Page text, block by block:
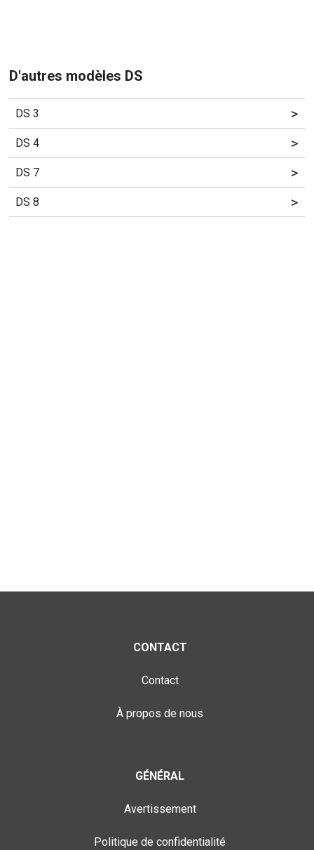
D'autres modèles DS
DS 3 >
DS 4 >
DS 7 >
DS 8 >
CONTACT
Contact
À propos de nous
GÉNÉRAL
Avertissement
Politique de confidentialité